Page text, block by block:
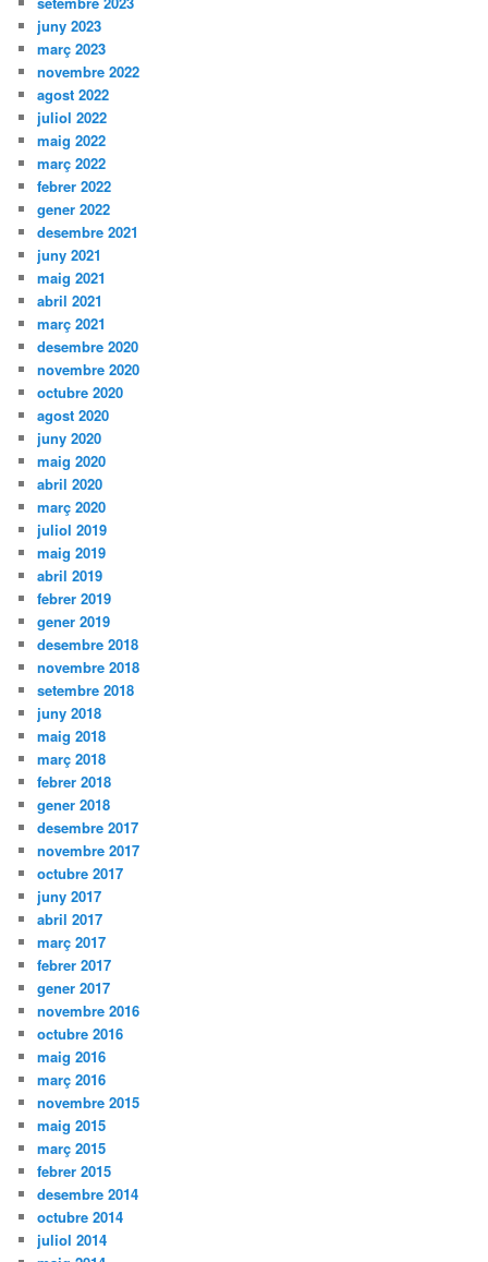
juny 2023
març 2023
novembre 2022
agost 2022
juliol 2022
maig 2022
març 2022
febrer 2022
gener 2022
desembre 2021
juny 2021
maig 2021
abril 2021
març 2021
desembre 2020
novembre 2020
octubre 2020
agost 2020
juny 2020
maig 2020
abril 2020
març 2020
juliol 2019
maig 2019
abril 2019
febrer 2019
gener 2019
desembre 2018
novembre 2018
setembre 2018
juny 2018
maig 2018
març 2018
febrer 2018
gener 2018
desembre 2017
novembre 2017
octubre 2017
juny 2017
abril 2017
març 2017
febrer 2017
gener 2017
novembre 2016
octubre 2016
maig 2016
març 2016
novembre 2015
maig 2015
març 2015
febrer 2015
desembre 2014
octubre 2014
juliol 2014